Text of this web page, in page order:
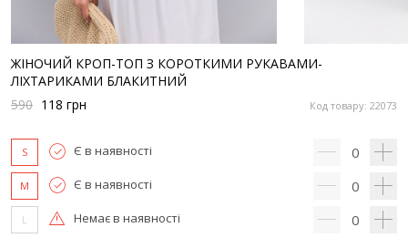
ЖІНОЧИЙ КРОП-ТОП З КОРОТКИМИ РУКАВАМИ-
ЛІХТАРИКАМИ БЛАКИТНИЙ
Код товару: 22073
590 118 грн
S Є в наявності 0
M Є в наявності 0
L Немає в наявності 0